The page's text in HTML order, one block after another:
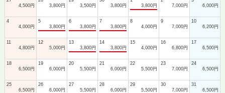
4,500円
3,800円
3,500円
3,800円
3,800円
7,000円
6,000円
4
4,000円
5
3,800円
6
3,800円
7
3,800円
8
4,000円
9
7,000円
10
6,200円
11
4,800円
12
5,000円
13
3,800円
14
3,800円
15
4,000円
16
6,800円
17
6,500円
18
6,500円
19
6,000円
20
5,500円
21
6,000円
22
5,500円
23
7,000円
24
6,500円
25
6,500円
26
6,000円
27
5,500円
28
6,000円
29
5,500円
30
7,000円
31
6,500円